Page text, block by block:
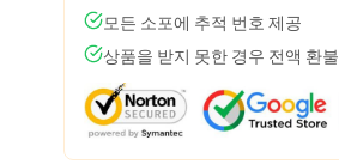
모든 소포에 추적 번호 제공
상품을 받지 못한 경우 전액 환불